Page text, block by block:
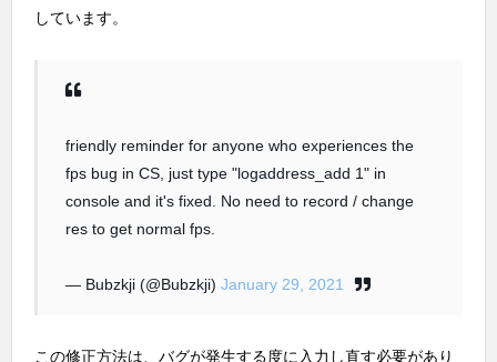
しています。
friendly reminder for anyone who experiences the
fps bug in CS, just type "logaddress_add 1" in
console and it's fixed. No need to record / change
res to get normal fps.
— Bubzkji (@Bubzkji) January 29, 2021
この修正方法は、バグが発生する度に入力し直す必要があり